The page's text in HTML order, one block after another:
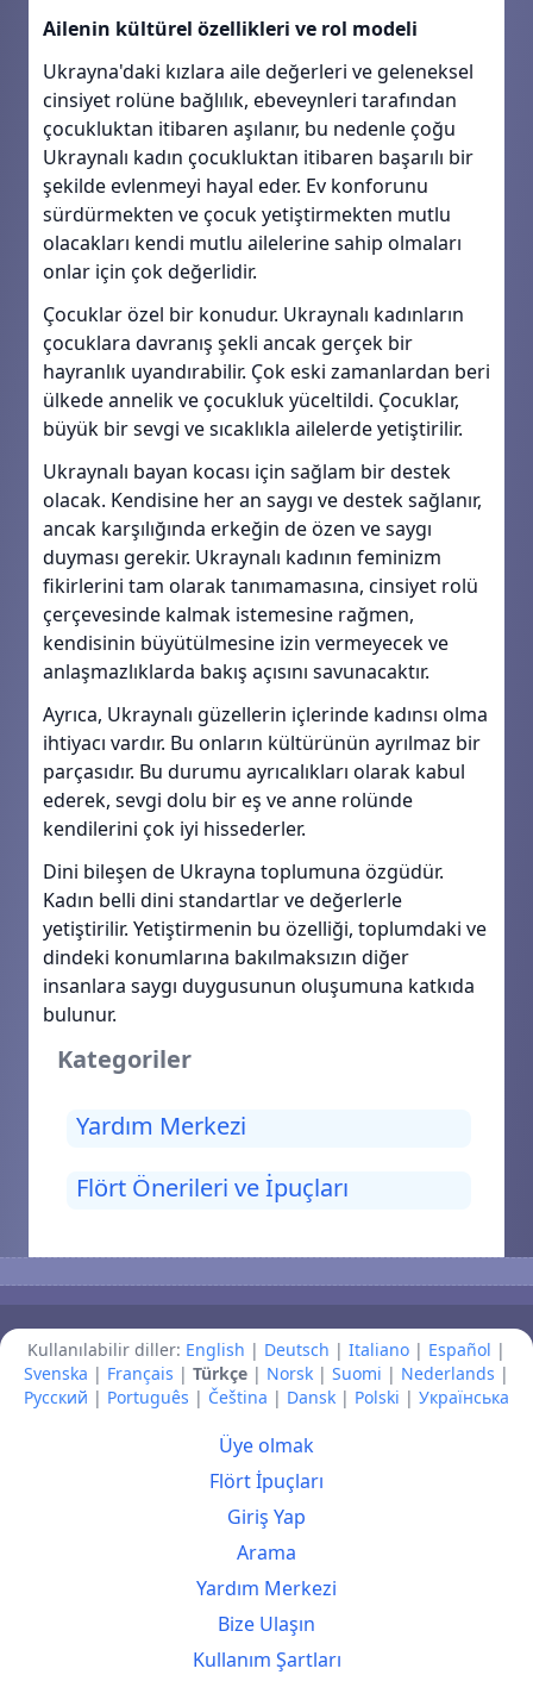
Ailenin kültürel özellikleri ve rol modeli
Ukrayna'daki kızlara aile değerleri ve geleneksel
cinsiyet rolüne bağlılık, ebeveynleri tarafından
çocukluktan itibaren aşılanır, bu nedenle çoğu
Ukraynalı kadın çocukluktan itibaren başarılı bir
şekilde evlenmeyi hayal eder. Ev konforunu
sürdürmekten ve çocuk yetiştirmekten mutlu
olacakları kendi mutlu ailelerine sahip olmaları
onlar için çok değerlidir.
Çocuklar özel bir konudur. Ukraynalı kadınların
çocuklara davranış şekli ancak gerçek bir
hayranlık uyandırabilir. Çok eski zamanlardan beri
ülkede annelik ve çocukluk yüceltildi. Çocuklar,
büyük bir sevgi ve sıcaklıkla ailelerde yetiştirilir.
Ukraynalı bayan kocası için sağlam bir destek
olacak. Kendisine her an saygı ve destek sağlanır,
ancak karşılığında erkeğin de özen ve saygı
duyması gerekir. Ukraynalı kadının feminizm
fikirlerini tam olarak tanımamasına, cinsiyet rolü
çerçevesinde kalmak istemesine rağmen,
kendisinin büyütülmesine izin vermeyecek ve
anlaşmazlıklarda bakış açısını savunacaktır.
Ayrıca, Ukraynalı güzellerin içlerinde kadınsı olma
ihtiyacı vardır. Bu onların kültürünün ayrılmaz bir
parçasıdır. Bu durumu ayrıcalıkları olarak kabul
ederek, sevgi dolu bir eş ve anne rolünde
kendilerini çok iyi hissederler.
Dini bileşen de Ukrayna toplumuna özgüdür.
Kadın belli dini standartlar ve değerlerle
yetiştirilir. Yetiştirmenin bu özelliği, toplumdaki ve
dindeki konumlarına bakılmaksızın diğer
insanlara saygı duygusunun oluşumuna katkıda
bulunur.
Kategoriler
Yardım Merkezi
Flört Önerileri ve İpuçları
Kullanılabilir diller: English | Deutsch | Italiano | Español |
Svenska | Français | Türkçe | Norsk | Suomi | Nederlands |
Русский | Português | Čeština | Dansk | Polski | Українська
Üye olmak
Flört İpuçları
Giriş Yap
Arama
Yardım Merkezi
Bize Ulaşın
Kullanım Şartları